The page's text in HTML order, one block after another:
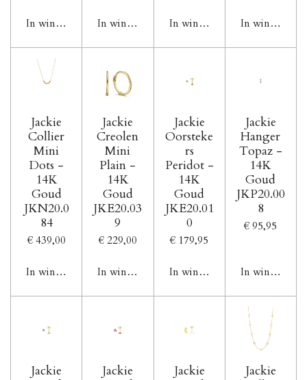
In winkelwagenIn winkelwagen In winkelwagen In
Jackie
Collier
Mini
Dots -
14K
Goud
JKN20.0
84
€ 439,00
In winkelwagen
Jackie
Creolen
Mini
Plain -
14K
Goud
JKE20.03
9
€ 229,00
In winkelwagen
Jackie
Oorsteke
rs
Peridot -
14K
Goud
JKE20.01
0
€ 179,95
In winkelwagen
Jackie
Hanger
Topaz -
14K
Goud
JKP20.00
8
€ 95,95
In
Jackie
Jackie
Jackie
Jackie